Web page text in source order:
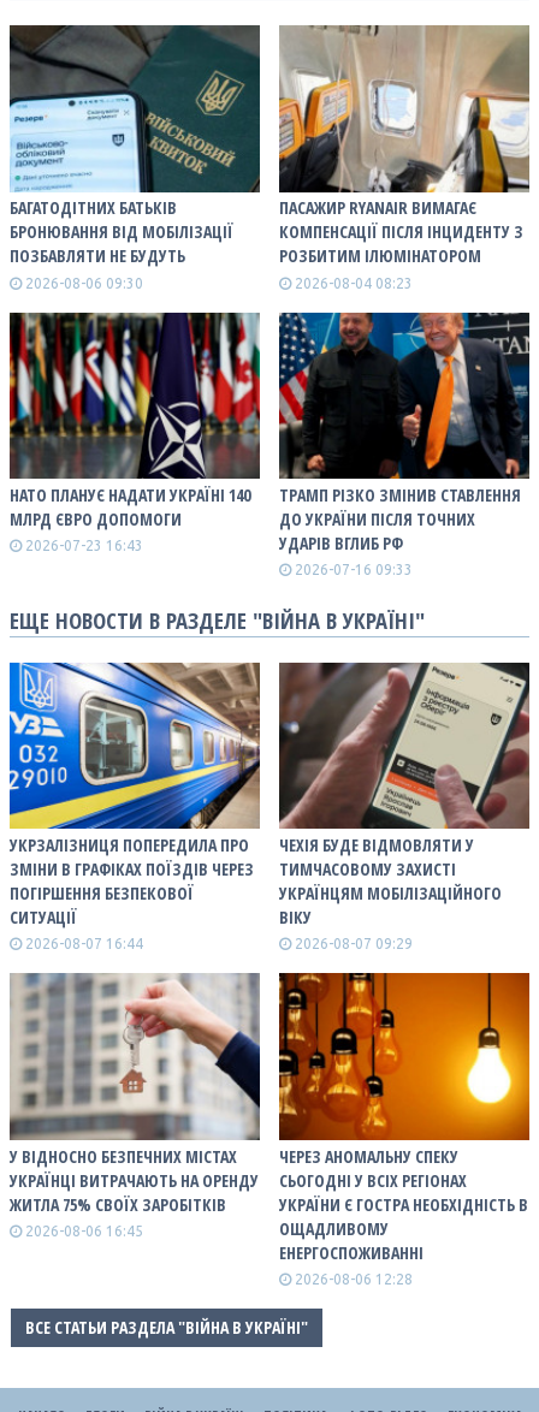
БАГАТОДІТНИХ БАТЬКІВ
БРОНЮВАННЯ ВІД МОБІЛІЗАЦІЇ
ПОЗБАВЛЯТИ НЕ БУДУТЬ
2026-08-06 09:30
ПАСАЖИР RYANAIR ВИМАГАЄ
КОМПЕНСАЦІЇ ПІСЛЯ ІНЦИДЕНТУ З
РОЗБИТИМ ІЛЮМІНАТОРОМ
2026-08-04 08:23
НАТО ПЛАНУЄ НАДАТИ УКРАЇНІ 140
МЛРД ЄВРО ДОПОМОГИ
2026-07-23 16:43
ТРАМП РІЗКО ЗМІНИВ СТАВЛЕННЯ
ДО УКРАЇНИ ПІСЛЯ ТОЧНИХ
УДАРІВ ВГЛИБ РФ
2026-07-16 09:33
ЕЩЕ НОВОСТИ В РАЗДЕЛЕ "ВІЙНА В УКРАЇНІ"
УКРЗАЛІЗНИЦЯ ПОПЕРЕДИЛА ПРО
ЗМІНИ В ГРАФІКАХ ПОЇЗДІВ ЧЕРЕЗ
ПОГІРШЕННЯ БЕЗПЕКОВОЇ
СИТУАЦІЇ
2026-08-07 16:44
ЧЕХІЯ БУДЕ ВІДМОВЛЯТИ У
ТИМЧАСОВОМУ ЗАХИСТІ
УКРАЇНЦЯМ МОБІЛІЗАЦІЙНОГО
ВІКУ
2026-08-07 09:29
У ВІДНОСНО БЕЗПЕЧНИХ МІСТАХ
УКРАЇНЦІ ВИТРАЧАЮТЬ НА ОРЕНДУ
ЖИТЛА 75% СВОЇХ ЗАРОБІТКІВ
2026-08-06 16:45
ЧЕРЕЗ АНОМАЛЬНУ СПЕКУ
СЬОГОДНІ У ВСІХ РЕГІОНАХ
УКРАЇНИ Є ГОСТРА НЕОБХІДНІСТЬ В
ОЩАДЛИВОМУ
ЕНЕРГОСПОЖИВАННІ
2026-08-06 12:28
ВСЕ СТАТЬИ РАЗДЕЛА "ВІЙНА В УКРАЇНІ"